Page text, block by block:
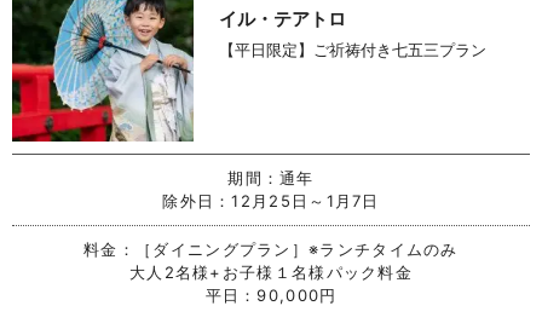
イル・テアトロ
【平日限定】ご祈祷付き七五三プラン
期間：通年
除外日：12月25日～1月7日
料金：
［ダイニングプラン］※ランチタイムのみ
大人2名様+お子様１名様パック料金
平日：90,000円